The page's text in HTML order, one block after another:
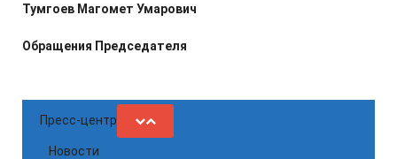
Тумгоев Магомет Умарович
Обращения Председателя
Пресс-центр
Новости